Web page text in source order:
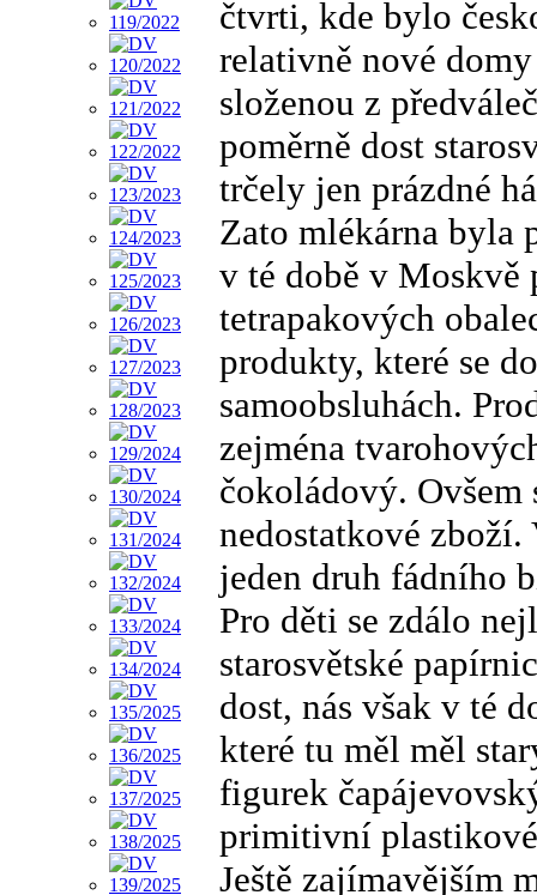
čtvrti, kde bylo
relativně nové
složenou z
poměrně dost
trčely jen prázdné
Zato mlékárna byla
v té době v
tetrapakových
produkty, které se
samoobsluhách.
zejména
čokoládový.
nedostatkové
jeden druh fádního
Pro děti se zdálo
starosvětské
dost, nás však v té
které tu měl měl
figurek
primitivní
Ještě zajímavějším